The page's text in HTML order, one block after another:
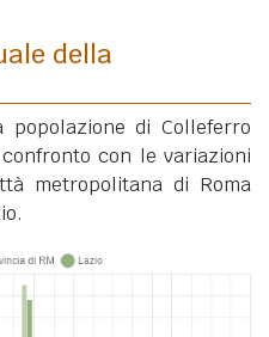
della
di Colleferro
con le variazioni
metropolitana di Roma